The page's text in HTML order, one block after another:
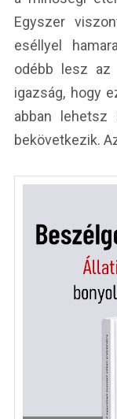
Egyszer
eséllyel
odébb lesz
igazság, hogy
abban lehetsz
bekövetkezik.